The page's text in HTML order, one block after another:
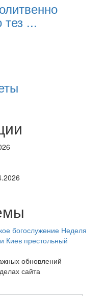
тез ...
богослужение Неделя
Киев престольный
обновлений
сайта